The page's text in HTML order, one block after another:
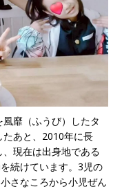
靡（ふうび）したタ
あと、2010年に長
現在は出身地である
続けています。3児の
さなころから小児ぜん